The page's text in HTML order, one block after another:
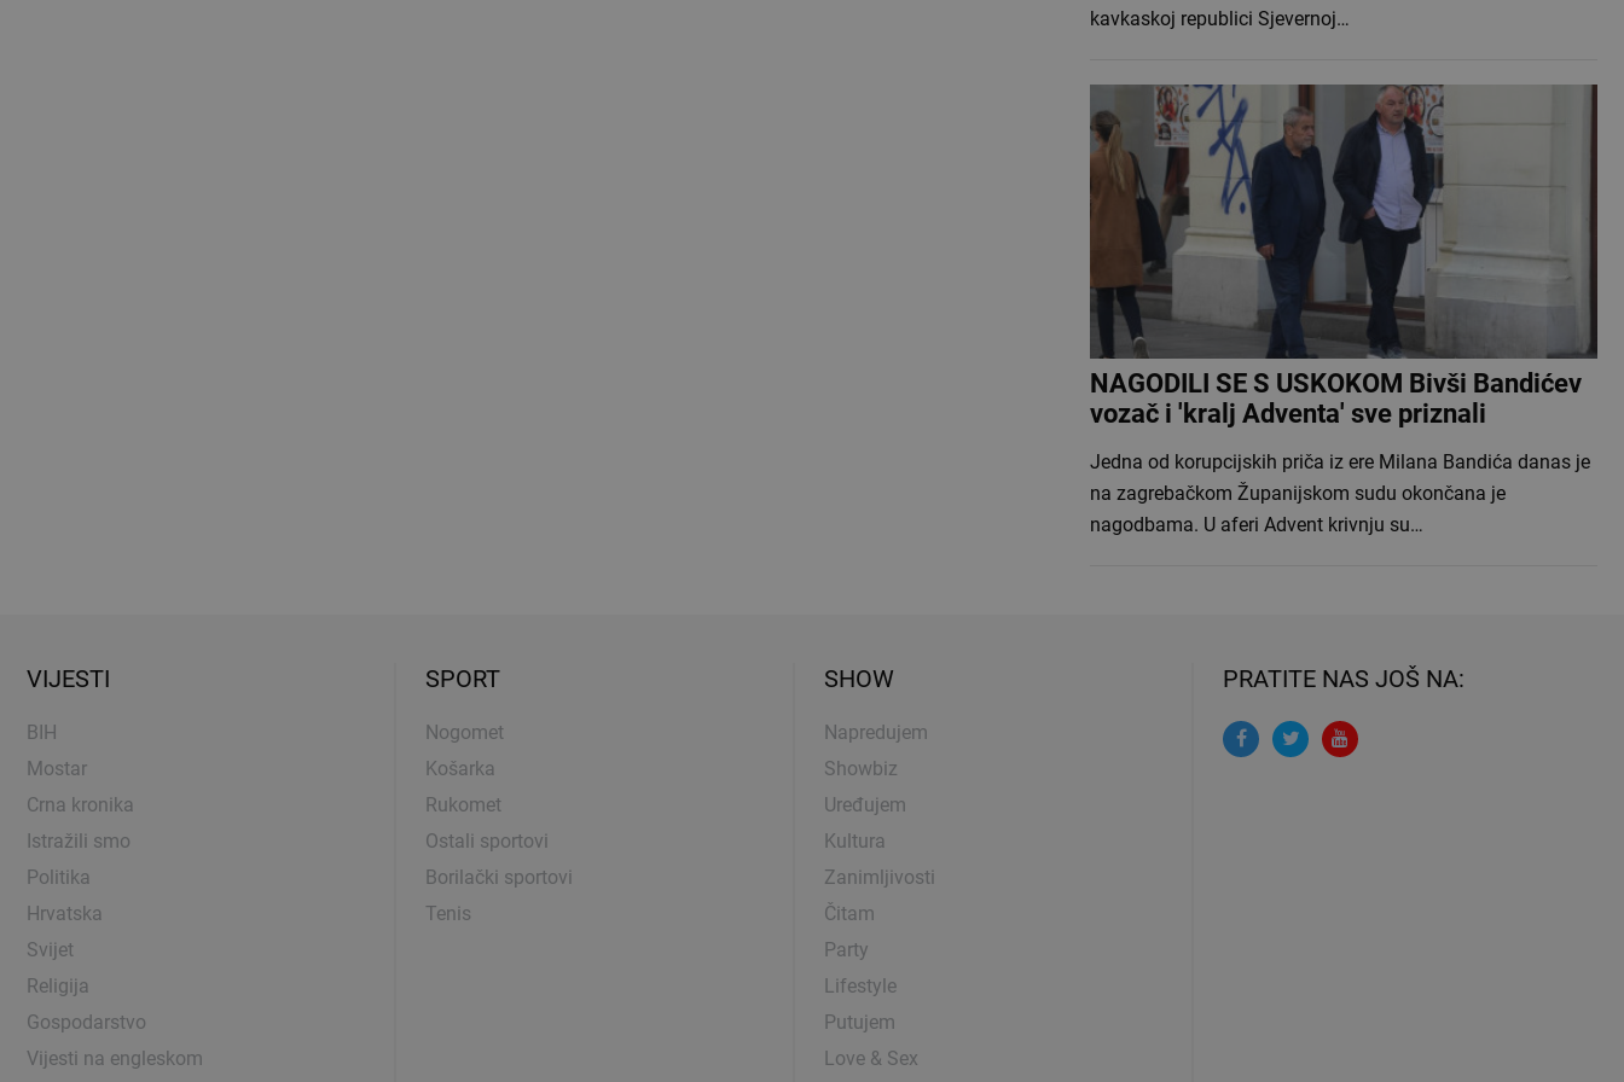
kavkaskoj republici Sjevernoj…
NAGODILI SE S USKOKOM Bivši Bandićev
vozač i 'kralj Adventa' sve priznali
Jedna od korupcijskih priča iz ere Milana Bandića danas je
na zagrebačkom Županijskom sudu okončana je
nagodbama. U aferi Advent krivnju su…
VIJESTI
BIH
Mostar
Crna kronika
Istražili smo
Politika
Hrvatska
Svijet
Religija
Gospodarstvo
Vijesti na engleskom
SPORT
Nogomet
Košarka
Rukomet
Ostali sportovi
Borilački sportovi
Tenis
SHOW
Napredujem
Showbiz
Uređujem
Kultura
Zanimljivosti
Čitam
Party
Lifestyle
Putujem
Love & Sex
PRATITE NAS JOŠ NA: